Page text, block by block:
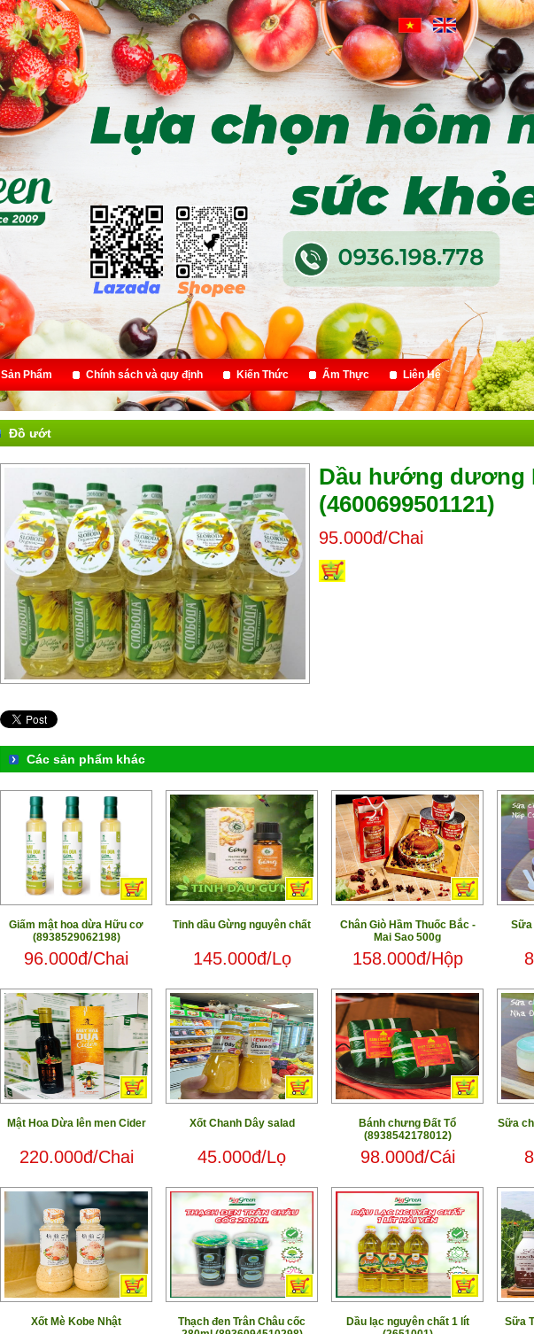
Sản Phẩm Chính sách và quy định Kiến Thức Ẩm Thực Liên Hệ
Đồ ướt
Dầu hướng dương
(4600699501121)
95.000đ/Chai
Các sản phẩm khác
Giấm mật hoa dừa Hữu cơ
(8938529062198)
96.000đ/Chai
Tinh dầu Gừng nguyên chất
145.000đ/Lọ
Chân Giò Hầm Thuốc Bắc -
Mai Sao 500g
158.000đ/Hộp
Sữa
Mật Hoa Dừa lên men Cider
220.000đ/Chai
Xốt Chanh Dây salad
45.000đ/Lọ
Bánh chưng Đất Tổ
(8938542178012)
98.000đ/Cái
Sữa
Xốt Mè Kobe Nhật
Thạch đen Trân Châu cốc
Dầu lạc nguyên chất 1 lít
Sữa